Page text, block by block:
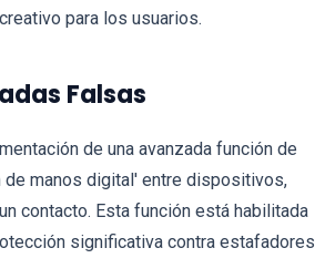
para los usuarios.
Falsas
de una avanzada función de
de manos digital' entre dispositivos,
contacto. Esta función está habilitada
significativa contra estafadores